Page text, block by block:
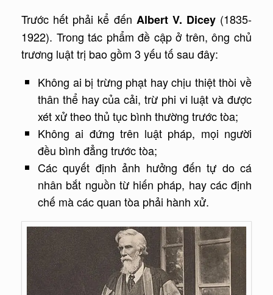
Trước hết phải kể đến Albert V. Dicey(1835-
1922). Trong tác phẩm đề cập ở trên, ông chủ
trương luật trị bao gồm 3 yếu tố sau đây:
Không ai bị trừng phạt hay chịu thiệt thòi về
thân thể hay của cải, trừ phi vi luật và được
xét xử theo thủ tục bình thường trước tòa;
Không ai đứng trên luật pháp, mọi người
đều bình đẳng trước tòa;
Các quyết định ảnh hưởng đến tự do cá
nhân bắt nguồn từ hiến pháp, hay các định
chế mà các quan tòa phải hành xử.